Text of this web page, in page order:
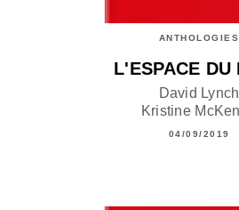
ANTHOLOGIES
L'ESPACE DU
David Lynch
Kristine
04/09/2019